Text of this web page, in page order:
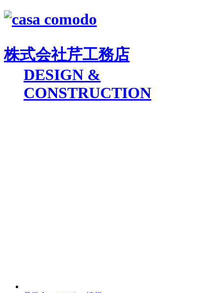
株式会社芹工務店
DESIGN &
CONSTRUCTION